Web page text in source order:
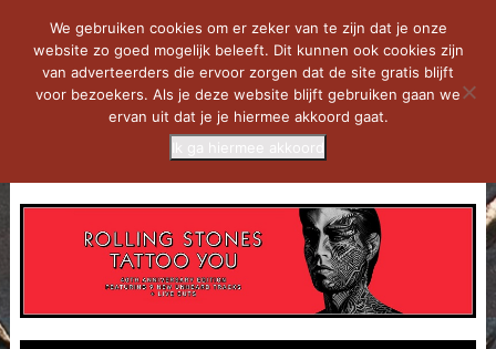
We gebruiken cookies om er zeker van te zijn dat je onze
website zo goed mogelijk beleeft. Dit kunnen ook cookies zijn
van adverteerders die ervoor zorgen dat de site gratis blijft
voor bezoekers. Als je deze website blijft gebruiken gaan we
ervan uit dat je je hiermee akkoord gaat.
Ik ga hiermee akkoord